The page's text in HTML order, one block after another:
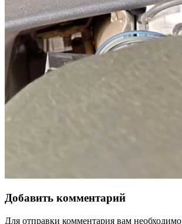
Добавить комментарий
Для отправки комментария вам необходимо